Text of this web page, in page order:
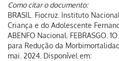
Como citar o documento:
BRASIL. Fiocruz. Instituto
Criança e do Adolescente
ABENFO Nacional. FEBRASGO.
para Redução da
mai. 2024. Disponível em: